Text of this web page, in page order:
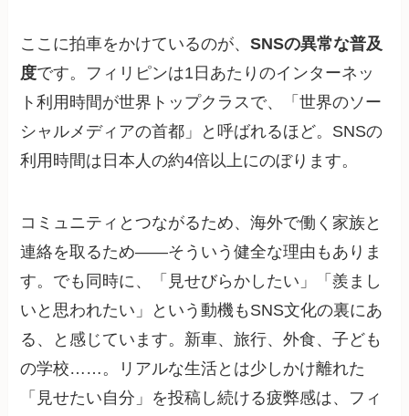
ここに拍車をかけているのが、SNSの異常な普及
度です。フィリピンは1日あたりのインターネッ
ト利用時間が世界トップクラスで、「世界のソー
シャルメディアの首都」と呼ばれるほど。SNSの
利用時間は日本人の約4倍以上にのぼります。
コミュニティとつながるため、海外で働く家族と
連絡を取るため——そういう健全な理由もありま
す。でも同時に、「見せびらかしたい」「羨まし
いと思われたい」という動機もSNS文化の裏にあ
る、と感じています。新車、旅行、外食、子ども
の学校……。リアルな生活とは少しかけ離れた
「見せたい自分」を投稿し続ける疲弊感は、フィ